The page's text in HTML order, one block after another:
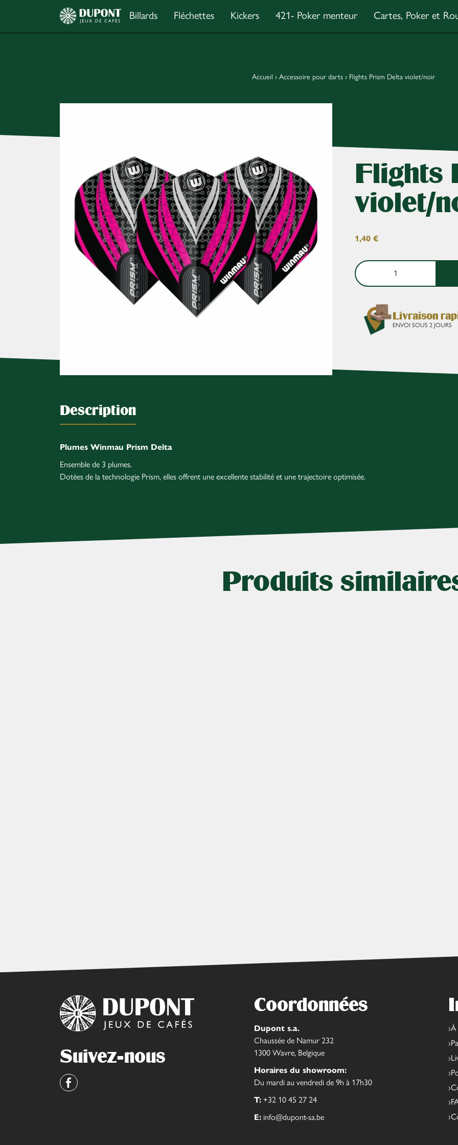
Billards Fléchettes Kickers 421- Poker menteur Cartes, Poker et
Accueil › Accessoire pour darts › Flights Prism Delta violet/noir
Flights
violet/
1,40€
Livraison
ENVOI SOUS 2 JOURS
Description
Plumes Winmau Prism Delta
Ensemble de 3 plumes.
Dotées de la technologie Prism, elles offrent une excellente stabilité et une trajectoire optimisée.
Produits
Coordonnées
Dupont s.a.
Chaussée de Namur 232
1300 Wavre, Belgique
Horaires du showroom:
Du mardi au vendredi de 9h à 17h30
T: +32 10 45 27 24
E: info@dupont-sa.be
À
Suivez-nous
Facebook